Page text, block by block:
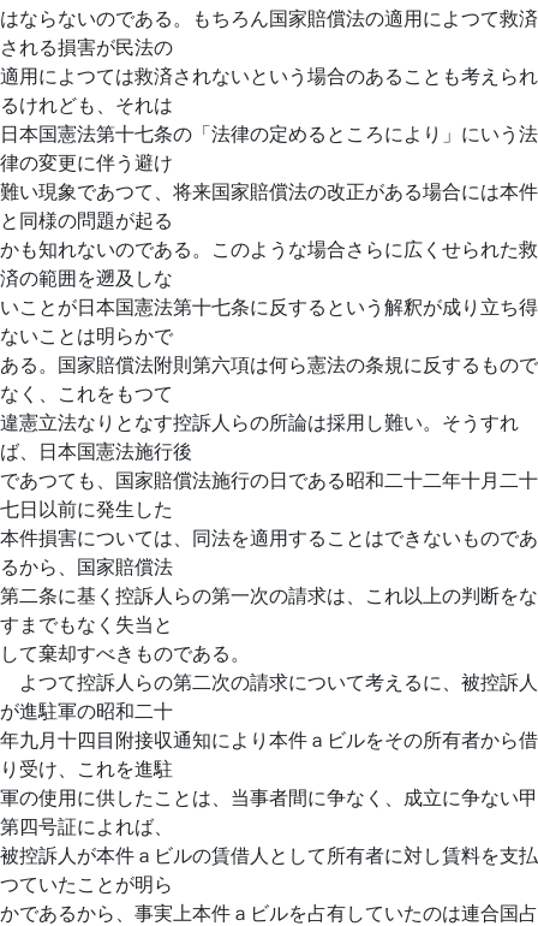
はならないのである。もちろん国家賠償法の適用によつて救済
される損害が民法の
適用によつては救済されないという場合のあることも考えられ
るけれども、それは
日本国憲法第十七条の「法律の定めるところにより」にいう法
律の変更に伴う避け
難い現象であつて、将来国家賠償法の改正がある場合には本件
と同様の問題が起る
かも知れないのである。このような場合さらに広くせられた救
済の範囲を遡及しな
いことが日本国憲法第十七条に反するという解釈が成り立ち得
ないことは明らかで
ある。国家賠償法附則第六項は何ら憲法の条規に反するもので
なく、これをもつて
違憲立法なりとなす控訴人らの所論は採用し難い。そうすれ
ば、日本国憲法施行後
であつても、国家賠償法施行の日である昭和二十二年十月二十
七日以前に発生した
本件損害については、同法を適用することはできないものであ
るから、国家賠償法
第二条に基く控訴人らの第一次の請求は、これ以上の判断をな
すまでもなく失当と
して棄却すべきものである。
よつて控訴人らの第二次の請求について考えるに、被控訴人
が進駐軍の昭和二十
年九月十四目附接収通知により本件ａビルをその所有者から借
り受け、これを進駐
軍の使用に供したことは、当事者間に争なく、成立に争ない甲
第四号証によれば、
被控訴人が本件ａビルの賃借人として所有者に対し賃料を支払
つていたことが明ら
かであるから、事実上本件ａビルを占有していたのは連合国占